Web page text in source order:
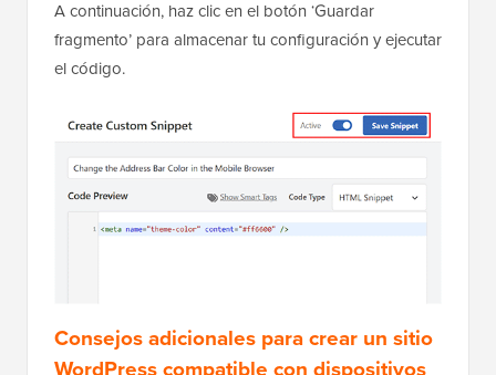
y cambia el interruptor ‘Inactivo’ a ‘Activo’.
A continuación, haz clic en el botón ‘Guardar
el código.